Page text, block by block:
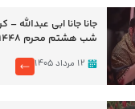
جانا جانا ابی عبدالله
۱۲ مرداد ۱۴۰۵